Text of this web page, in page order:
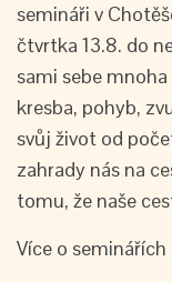
semináři v
čtvrtka 13.8. do
sami sebe
kresba, pohyb,
svůj život od
zahrady nás na
tomu, že naše
Více o